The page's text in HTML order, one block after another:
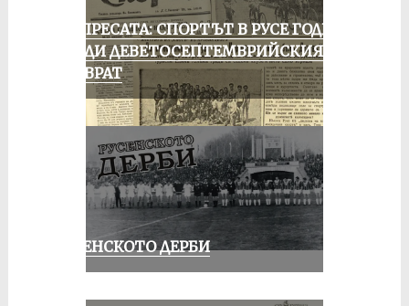
ОТ ПРЕСАТА: СПОРТЪТ В РУСЕ ГОДИНА
ПРЕДИ ДЕВЕТОСЕПТЕМВРИЙСКИЯ
ПРЕВРАТ
РУСЕНСКОТО ДЕРБИ